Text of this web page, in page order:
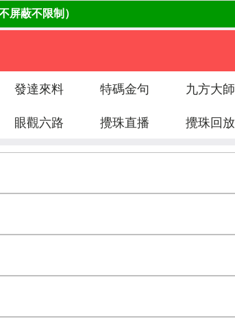
發達來料 特碼金句 九方大師
眼觀六路 攪珠直播 攪珠回放